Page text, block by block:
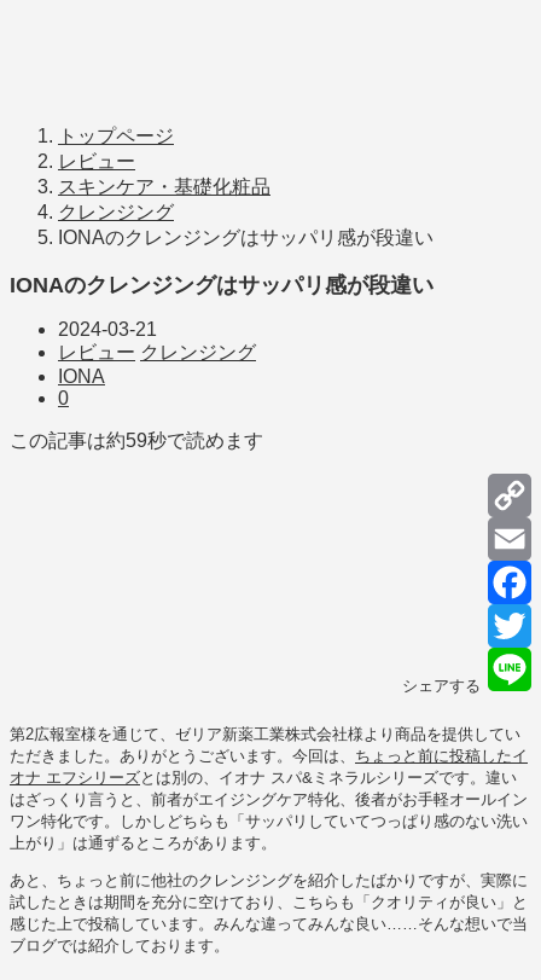
トップページ
レビュー
スキンケア・基礎化粧品
クレンジング
IONAのクレンジングはサッパリ感が段違い
IONAのクレンジングはサッパリ感が段違い
2024-03-21
レビュー クレンジング
IONA
0
この記事は約59秒で読めます
シェアする
第2広報室様を通じて、ゼリア新薬工業株式会社様より商品を提供してい
ただきました。ありがとうございます。今回は、 ちょっと前に投稿したイ
オナ エフシリーズとは別の、イオナ スパ&ミネラルシリーズです。違い
はざっくり言うと、前者がエイジングケア特化、後者がお手軽オールイン
ワン特化です。しかしどちらも「サッパリしていてつっぱり感のない洗い
上がり」は通ずるところがあります。
あと、ちょっと前に他社のクレンジングを紹介したばかりですが、実際に
試したときは期間を充分に空けており、こちらも「クオリティが良い」と
感じた上で投稿しています。みんな違ってみんな良い……そんな想いで当
ブログでは紹介しております。